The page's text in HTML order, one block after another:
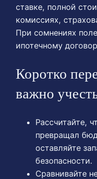
ставке, полной
комиссиях,
При сомнениях
ипотечному
Коротко
важно
Рассчитайте,
превращал
оставляйте
безопасности.
Сравнивайте